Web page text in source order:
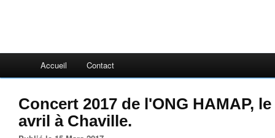
Accueil Contact
Concert 2017 de l'ONG HAMAP,
avril à Chaville.